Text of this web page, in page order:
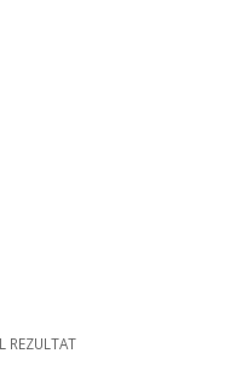
REZULTAT